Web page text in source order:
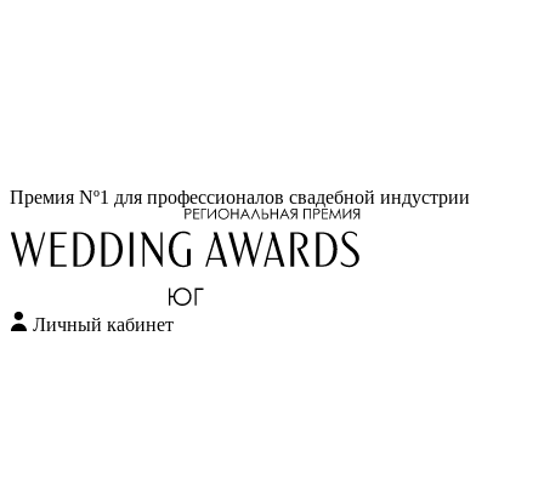
Перейти
содержимому
Премия Nº1 для профессионалов свадебной индустрии
Личный кабинет